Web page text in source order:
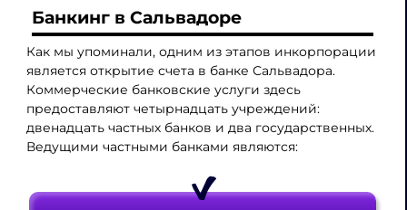
Банкинг в Сальвадоре
Как мы упоминали, одним из этапов инкорпорации
является открытие счета в банке Сальвадора.
Коммерческие банковские услуги здесь
предоставляют четырнадцать учреждений:
двенадцать частных банков и два государственных.
Ведущими частными банками являются: